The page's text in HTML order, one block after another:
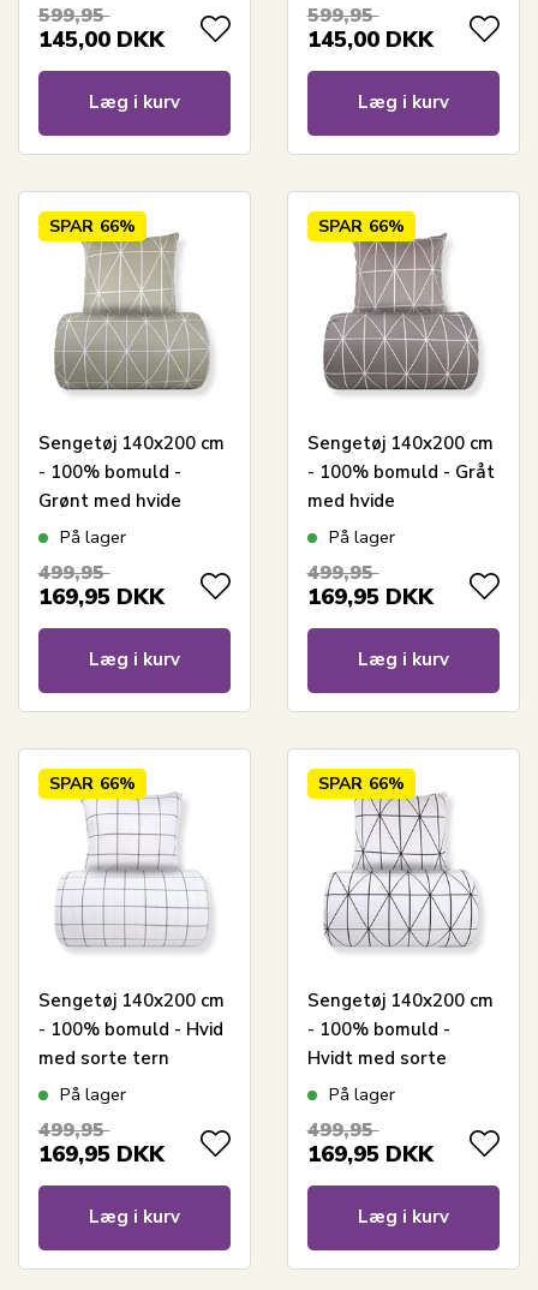
599,95
145,00 DKK
Læg i kurv
599,95
145,00 DKK
Læg i kurv
SPAR 66%
Sengetøj 140x200 cm
- 100% bomuld -
Grønt med hvide
harlekintern
På lager
499,95
169,95 DKK
Læg i kurv
SPAR 66%
Sengetøj 140x200 cm
- 100% bomuld - Gråt
med hvide
harlekintern
På lager
499,95
169,95 DKK
Læg i kurv
SPAR 66%
Sengetøj 140x200 cm
- 100% bomuld - Hvid
med sorte tern
På lager
499,95
169,95 DKK
Læg i kurv
SPAR 66%
Sengetøj 140x200 cm
- 100% bomuld -
Hvidt med sorte
harlekintern
På lager
499,95
169,95 DKK
Læg i kurv